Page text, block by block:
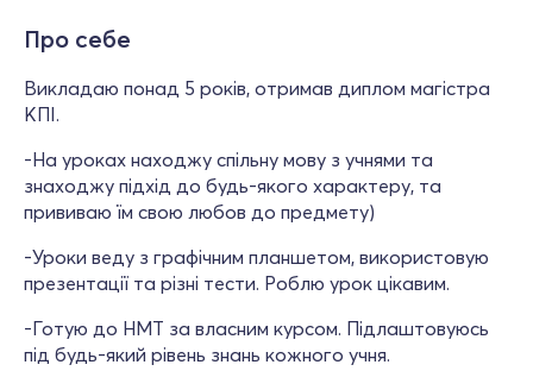
Про себе
Викладаю понад 5 років, отримав диплом магістра
КПІ.
-На уроках находжу спільну мову з учнями та
знаходжу підхід до будь-якого характеру, та
прививаю їм свою любов до предмету)
-Уроки веду з графічним планшетом, використовую
презентації та різні тести. Роблю урок цікавим.
-Готую до НМТ за власним курсом. Підлаштовуюсь
під будь-який рівень знань кожного учня.